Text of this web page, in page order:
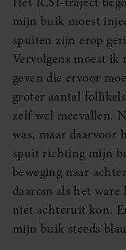
mijn buik moest
spuiten zijn erop
Vervolgens moest ik
geven die ervoor
groter aantal
zelf wel meevallen.
was, maar daarvoor
spuit richting mijn
beweging naar
daarom als het
niet achteruit kon.
mijn buik steeds